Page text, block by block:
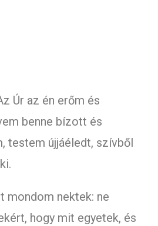
Úr az én erőm és
benne bízott és
testem újjáéledt, szívből
mondom nektek: ne
hogy mit egyetek, és